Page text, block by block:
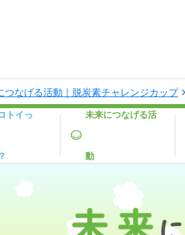
つなげる活動｜脱炭素チャレンジカップ
トイっ 未来につなげる活
動